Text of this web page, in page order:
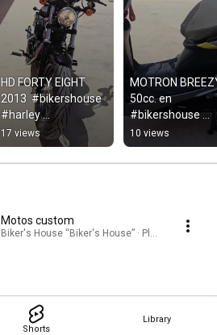
Shorts
Library
HD FORTY EIGHT
2013  #bikershouse
#harley
#harleydavidson
17 views
MOTRON
50cc. en
#bikershouse
#scooter
10 views
Motos custom
Biker's House “Biker's House” · Playlist